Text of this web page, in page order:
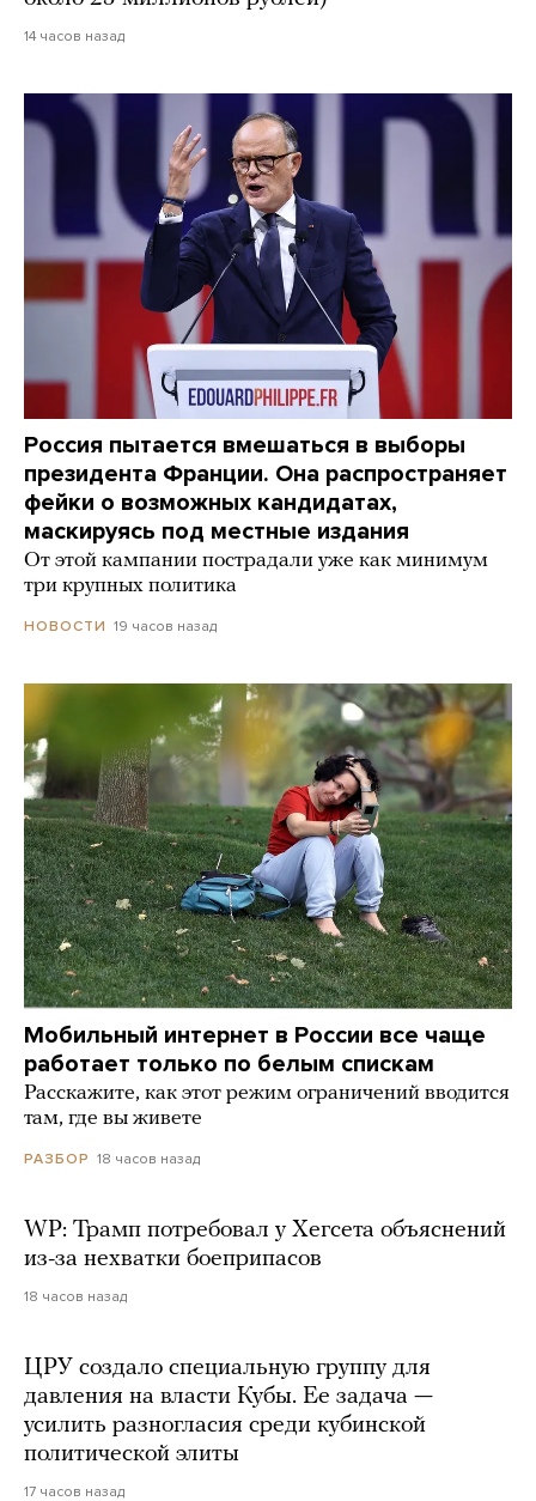
14 часов назад
Россия пытается вмешаться в выборы
президента Франции. Она распространяет
фейки о возможных кандидатах,
маскируясь под местные издания
От этой кампании пострадали уже как минимум
три крупных политика
НОВОСТИ 19 часов назад
Мобильный интернет в России все чаще
работает только по белым спискам
Расскажите, как этот режим ограничений вводится
там, где вы живете
РАЗБОР 18 часов назад
WP: Трамп потребовал у Хегсета объяснений
из-за нехватки боеприпасов
18 часов назад
ЦРУ создало специальную группу для
давления на власти Кубы. Ее задача —
усилить разногласия среди кубинской
политической элиты
17 часов назад